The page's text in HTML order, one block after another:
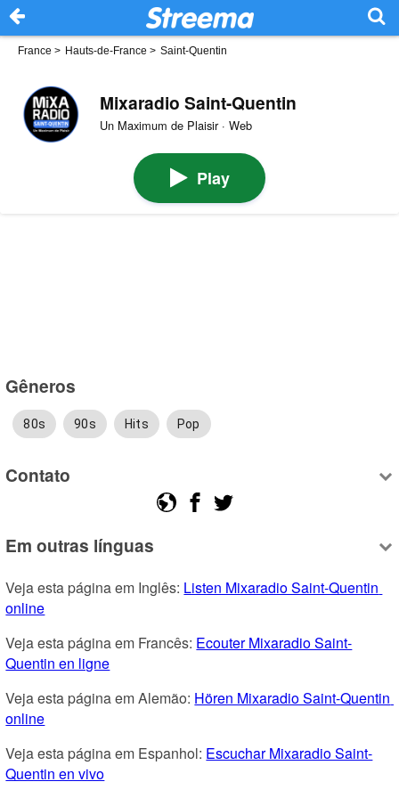
France > Hauts-de-France > Saint-Quentin
Mixaradio Saint-Quentin
Un Maximum de Plaisir · Web
Play
Gêneros
80s 90s Hits Pop
Contato
Em outras línguas
Veja esta página em Inglês: Listen Mixaradio Saint-Quentin
online
Veja esta página em Francês: Ecouter Mixaradio Saint-
Quentin en ligne
Veja esta página em Alemão: Hören Mixaradio Saint-Quentin
online
Veja esta página em Espanhol: Escuchar Mixaradio Saint-
Quentin en vivo